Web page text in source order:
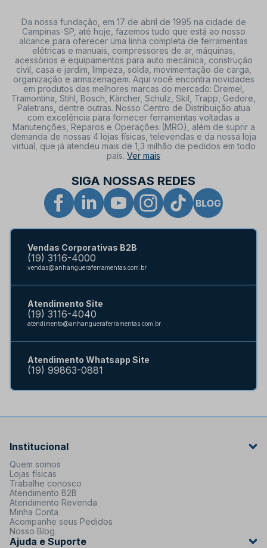
Da nossa fundação, em 17 de abril de 1995 na cidade de
Campinas-SP, até hoje, fazemos tudo que está ao nosso
alcance para oferecer uma linha completa de ferramentas
elétricas e manuais, compressores de ar, máquinas,
acessórios e equipamentos para auto mecânica, construção
civil, casa e jardim, limpeza, solda, movimentação de carga,
organização e armazenagem. Aqui você encontra novidades
em produtos das melhores marcas do mercado: Dremel,
Tramontina, Stihl, Bosch, Kärcher, Schulz, Skil, Trapp, Gedore,
Paletrans, dentre outras. Nosso Centro de Distribuição atua
com excelência para fornecer ferramentas voltadas a
Manutenções, Reparos e Operações (MRO), além de suprir a
demanda de nossas 4 lojas físicas, televendas e da nossa loja
virtual, que já atendeu mais de 1,3 milhão de pedidos em todo
país. Ver mais
SIGA NOSSAS REDES
Vendas Corporativas B2B
(19) 3116-4000
vendas@anhangueraferramentas.com.br
Atendimento Site
(19) 3116-4040
atendimento@anhangueraferramentas.com.br
Atendimento Whatsapp Site
(19) 99863-0881
Institucional
Quem somos
Lojas físicas
Trabalhe conosco
Atendimento B2B
Atendimento Revenda
Minha Conta
Acompanhe seus Pedidos
Nosso Blog
Ajuda e Suporte